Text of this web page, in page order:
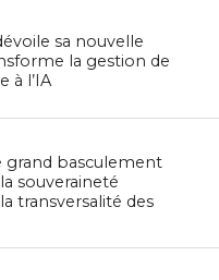
sa nouvelle
la gestion de
à l’IA
grand basculement
souveraineté
transversalité des